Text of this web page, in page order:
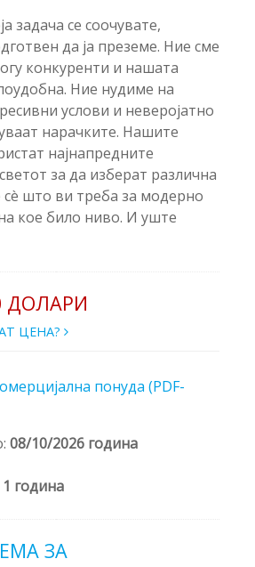
задача се соочувате,
да ја преземе. Ние сме
конкуренти и нашата
Ние нудиме на
услови и неверојатно
нарачките. Нашите
најнапредните
за да изберат различна
што ви треба за модерно
кое било ниво. И уште
ДОЛАРИ
ЦЕНА?
понуда (PDF-
08/10/2026 година
1 година
ЗА